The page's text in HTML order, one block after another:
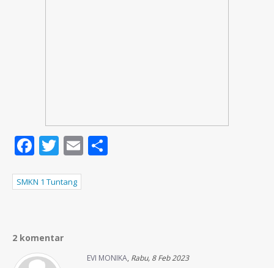
Facebook
Twitter
Email
SMKN 1 Tuntang
2 komentar
EVI MONIKA, Rabu, 8 Feb 2023